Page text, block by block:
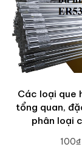
Các loại que
tổng quan,
phân loại
100₫